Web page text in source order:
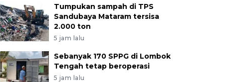
Tumpukan sampah di TPS
Sandubaya Mataram tersisa
2.000 ton
5 jam lalu
Sebanyak 170 SPPG di Lombok
Tengah tetap beroperasi
5 jam lalu